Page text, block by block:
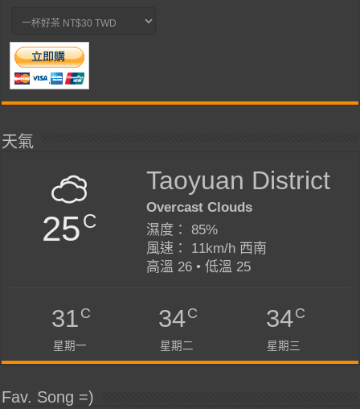
天氣
25C
Taoyuan District
Overcast Clouds
濕度： 85%
風速： 11km/h 西南
高溫 26 • 低溫 25
31C
星期一
34C
星期二
34C
星期三
Fav. Song =)